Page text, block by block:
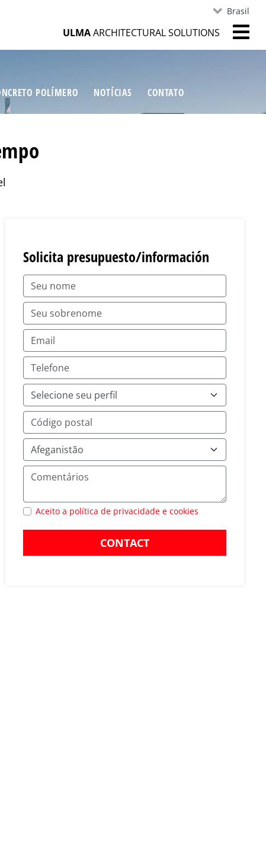
Brasil
ULMAARCHITECTURAL SOLUTIONS
POLÍMERO NOTÍCIAS CONTATO
Solicita presupuesto/información
Aceito a política de privacidade e cookies
CONTACT